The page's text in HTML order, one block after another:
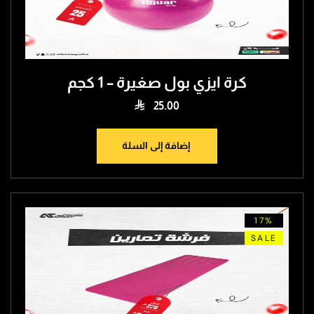
كرة ايزي بول صغيرة – 1 كجم
 25.00
إضافة إلى السلة
17%
SALE